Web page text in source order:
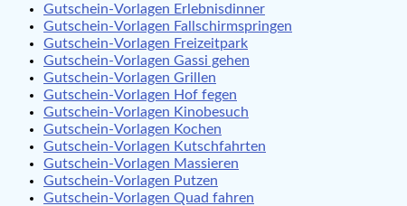
Gutschein-Vorlagen Erlebnisdinner
Gutschein-Vorlagen Fallschirmspringen
Gutschein-Vorlagen Freizeitpark
Gutschein-Vorlagen Gassi gehen
Gutschein-Vorlagen Grillen
Gutschein-Vorlagen Hof fegen
Gutschein-Vorlagen Kinobesuch
Gutschein-Vorlagen Kochen
Gutschein-Vorlagen Kutschfahrten
Gutschein-Vorlagen Massieren
Gutschein-Vorlagen Putzen
Gutschein-Vorlagen Quad fahren